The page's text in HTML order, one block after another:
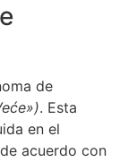
de
. Esta
en el
acuerdo con